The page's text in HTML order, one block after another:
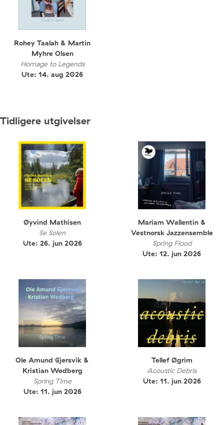
Rohey Taalah & Martin
Myhre Olsen
Homage to Legends
Ute: 14. aug 2026
Tidligere utgivelser
Øyvind Mathisen
Se Solen
Ute: 26. jun 2026
Mariam Wallentin &
Vestnorsk Jazzensemble
Spring Flood
Ute: 12. jun 2026
Ole Amund Gjersvik &
Kristian Wedberg
Spring Time
Ute: 11. jun 2026
Tellef Øgrim
Acoustic Debris
Ute: 11. jun 2026